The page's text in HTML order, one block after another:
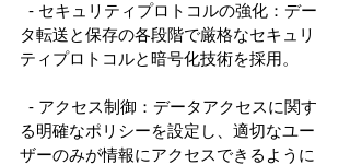
- セキュリティプロトコルの強化：デー
タ転送と保存の各段階で厳格なセキュリ
ティプロトコルと暗号化技術を採用。
- アクセス制御：データアクセスに関す
る明確なポリシーを設定し、適切なユー
ザーのみが情報にアクセスできるように